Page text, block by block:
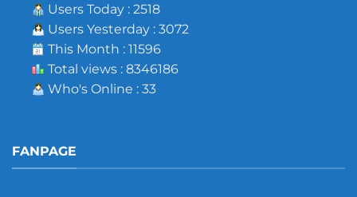
Users Today : 2518
Users Yesterday : 3072
This Month : 11596
Total views : 8346186
Who's Online : 33
FANPAGE